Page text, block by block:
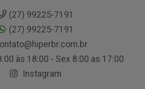
(27) 99225-7191
(27) 99225-7191
às 18:00 - Sex 8:00 as 17:00
Instagram